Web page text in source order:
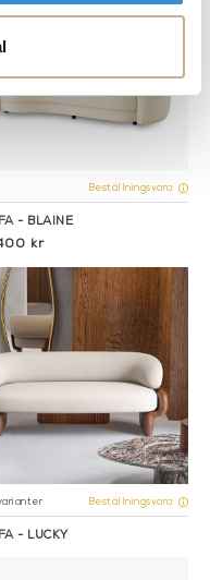
Beställningsvara
- BLAINE
kr
Beställningsvara
- LUCKY